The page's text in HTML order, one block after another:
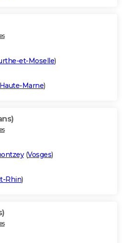
et-Moselle)
Marne)
(Vosges)
Rhin)